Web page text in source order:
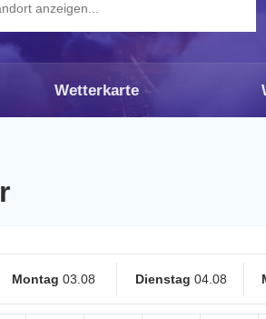
Wetterkarte
Montag 03.08 Dienstag 04.08